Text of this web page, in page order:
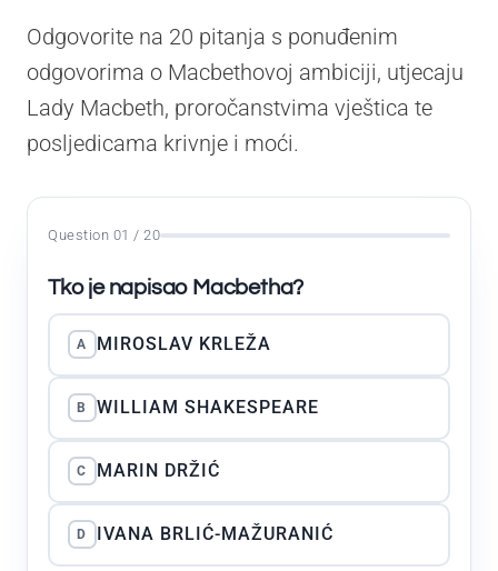
Odgovorite na 20 pitanja s ponuđenim
odgovorima o Macbethovoj ambiciji, utjecaju
Lady Macbeth, proročanstvima vještica te
posljedicama krivnje i moći.
Question 01 / 20
Tko je napisao Macbetha?
A MIROSLAV KRLEŽA
B WILLIAM SHAKESPEARE
C MARIN DRŽIĆ
D IVANA BRLIĆ-MAŽURANIĆ